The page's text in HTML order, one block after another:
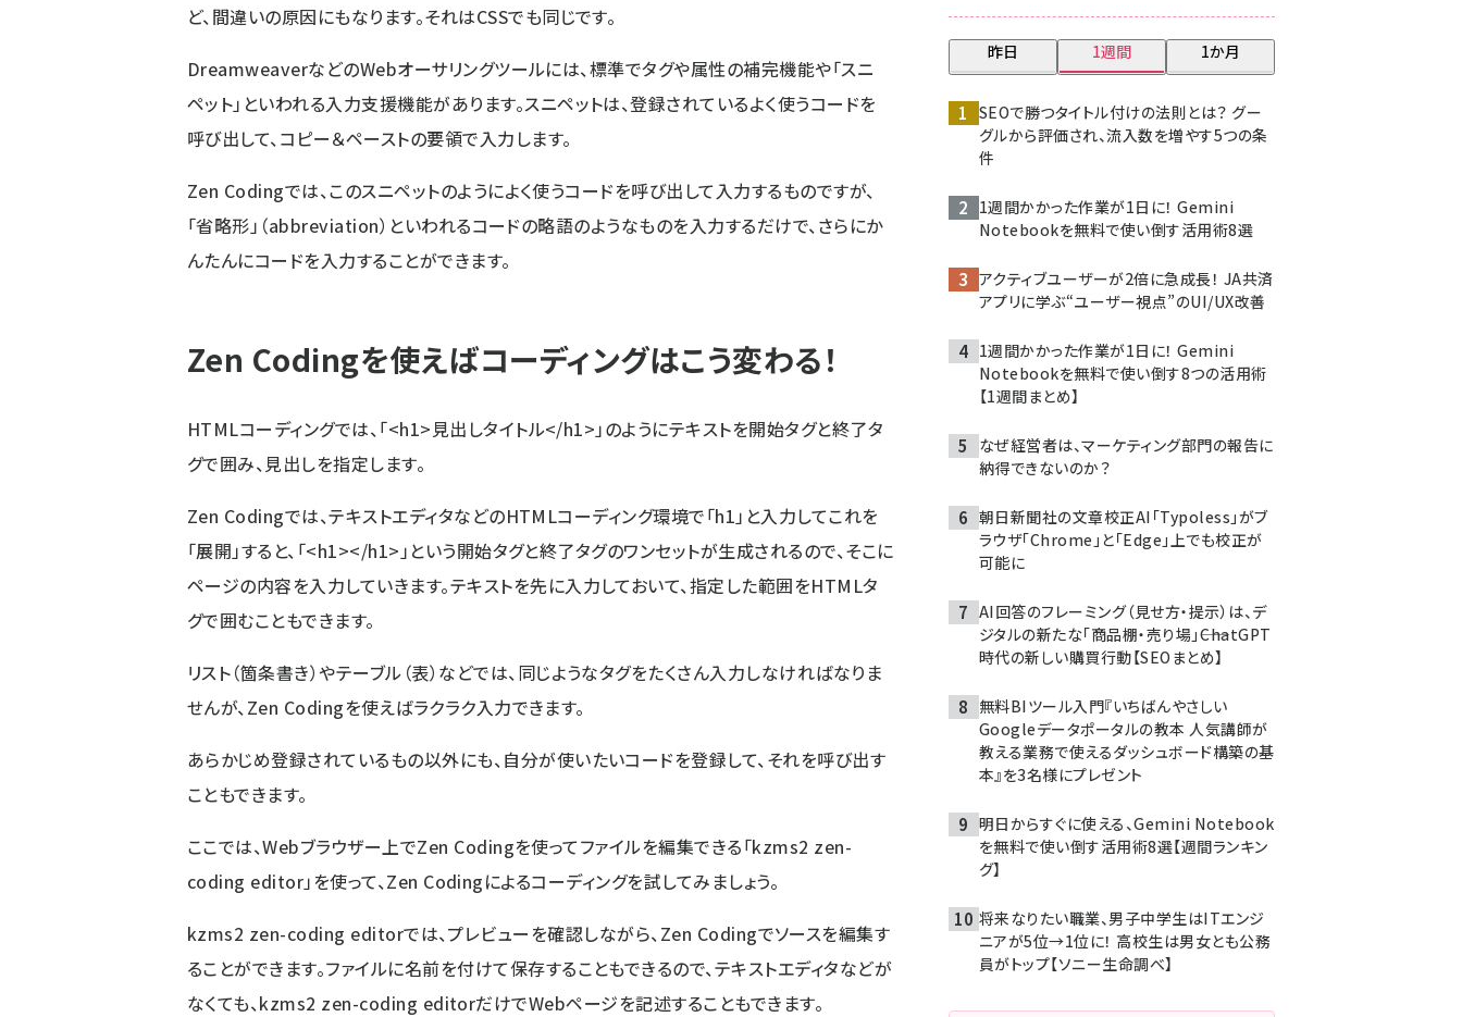
ど、間違いの原因にもなります。それはCSSでも同じです。
DreamweaverなどのWebオーサリングツールには、標準でタグや属性の補完機能や「スニ
ペット」といわれる入力支援機能があります。スニペットは、登録されているよく使うコードを
呼び出して、コピー＆ペーストの要領で入力します。
Zen Codingでは、このスニペットのようによく使うコードを呼び出して入力するものですが、
「省略形」（abbreviation）といわれるコードの略語のようなものを入力するだけで、さらにか
んたんにコードを入力することができます。
Zen Codingを使えばコーディングはこう変わる！
HTMLコーディングでは、「<h1>見出しタイトル</h1>」のようにテキストを開始タグと終了タ
グで囲み、見出しを指定します。
Zen Codingでは、テキストエディタなどのHTMLコーディング環境で「h1」と入力してこれを
「展開」すると、「<h1></h1>」という開始タグと終了タグのワンセットが生成されるので、そこに
ページの内容を入力していきます。テキストを先に入力しておいて、指定した範囲をHTMLタ
グで囲むこともできます。
リスト（箇条書き）やテーブル（表）などでは、同じようなタグをたくさん入力しなければなりま
せんが、Zen Codingを使えばラクラク入力できます。
あらかじめ登録されているもの以外にも、自分が使いたいコードを登録して、それを呼び出す
こともできます。
ここでは、Webブラウザー上でZen Codingを使ってファイルを編集できる「kzms2 zen-
coding editor」を使って、Zen Codingによるコーディングを試してみましょう。
kzms2 zen-coding editorでは、プレビューを確認しながら、Zen Codingでソースを編集す
ることができます。ファイルに名前を付けて保存することもできるので、テキストエディタなどが
なくても、kzms2 zen-coding editorだけでWebページを記述することもできます。
昨日 1週間 1か月
SEOで勝つタイトル付けの法則とは？ グー
グルから評価され、流入数を増やす5つの条
件
1週間かかった作業が1日に！ Gemini
Notebookを無料で使い倒す活用術8選
アクティブユーザーが2倍に急成長！ JA共済
アプリに学ぶ“ユーザー視点”のUI/UX改善
1週間かかった作業が1日に！ Gemini
Notebookを無料で使い倒す8つの活用術
【1週間まとめ】
なぜ経営者は、マーケティング部門の報告に
納得できないのか？
朝日新聞社の文章校正AI「Typoless」がブ
ラウザ「Chrome」と「Edge」上でも校正が
可能に
AI回答のフレーミング（見せ方・提示）は、デ
ジタルの新たな「商品棚・売り場」――ChatGPT
時代の新しい購買行動【SEOまとめ】
無料BIツール入門『いちばんやさしい
Googleデータポータルの教本 人気講師が
教える業務で使えるダッシュボード構築の基
本』を3名様にプレゼント
明日からすぐに使える、Gemini Notebook
を無料で使い倒す活用術8選【週間ランキン
グ】
将来なりたい職業、男子中学生はITエンジ
ニアが5位→1位に！ 高校生は男女とも公務
員がトップ【ソニー生命調べ】